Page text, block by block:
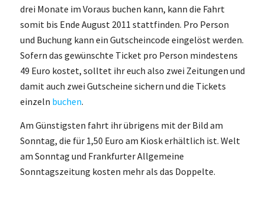
drei Monate im Voraus buchen kann, kann die Fahrt
somit bis Ende August 2011 stattfinden. Pro Person
und Buchung kann ein Gutscheincode eingelöst werden.
Sofern das gewünschte Ticket pro Person mindestens
49 Euro kostet, solltet ihr euch also zwei Zeitungen und
damit auch zwei Gutscheine sichern und die Tickets
einzeln buchen.
Am Günstigsten fahrt ihr übrigens mit der Bild am
Sonntag, die für 1,50 Euro am Kiosk erhältlich ist. Welt
am Sonntag und Frankfurter Allgemeine
Sonntagszeitung kosten mehr als das Doppelte.